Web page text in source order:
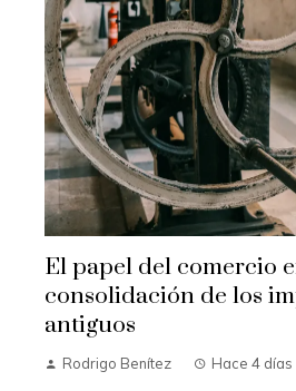
El papel del comercio
consolidación de los
antiguos
Rodrigo Benítez Hace 4 días